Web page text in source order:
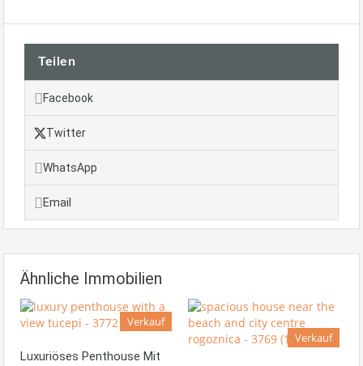
Teilen
Facebook
Twitter
WhatsApp
Email
Ähnliche Immobilien
Verkauf
Luxuriöses Penthouse Mit
Verkauf